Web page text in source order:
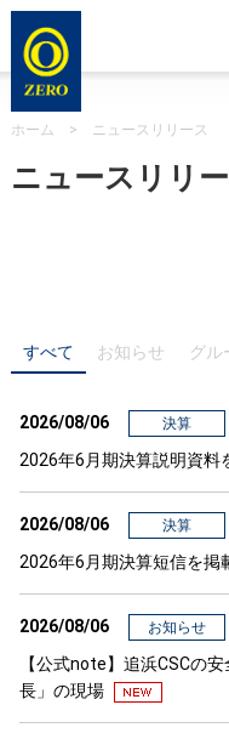
ホーム > ニュースリリース
ニュースリリ
すべて お知らせ グル
2026/08/06 決算
2026年6月期決算説明資料
2026/08/06 決算
2026年6月期決算短信を掲
2026/08/06 お知らせ
【公式note】追浜CSCの
長」の現場